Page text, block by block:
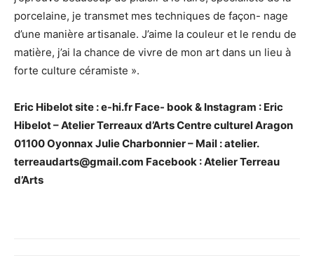
porcelaine, je transmet mes techniques de façon- nage
d’une manière artisanale. J’aime la couleur et le rendu de
matière, j’ai la chance de vivre de mon art dans un lieu à
forte culture céramiste ».
Eric Hibelot site : e-hi.fr Face- book & Instagram : Eric
Hibelot – Atelier Terreaux d’Arts Centre culturel Aragon
01100 Oyonnax Julie Charbonnier – Mail : atelier.
terreaudarts@gmail.com Facebook : Atelier Terreau
d’Arts